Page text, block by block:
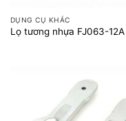
DỤNG CỤ KHÁC
Lọ tương nhựa FJ063-12A